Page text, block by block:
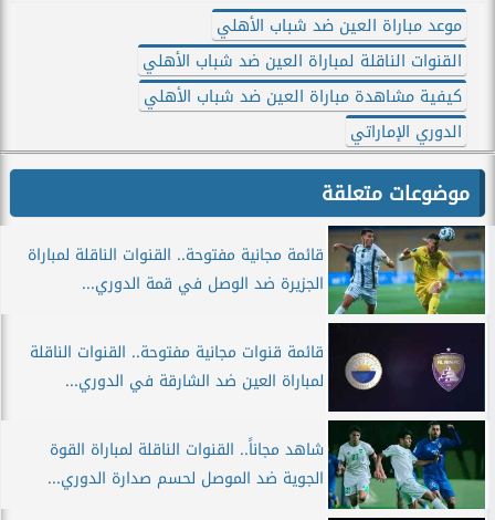
موعد مباراة العين ضد شباب الأهلي
القنوات الناقلة لمباراة العين ضد شباب الأهلي
كيفية مشاهدة مباراة العين ضد شباب الأهلي
الدوري الإماراتي
موضوعات متعلقة
قائمة مجانية مفتوحة.. القنوات الناقلة لمباراة
الجزيرة ضد الوصل في قمة الدوري...
قائمة قنوات مجانية مفتوحة.. القنوات الناقلة
لمباراة العين ضد الشارقة في الدوري...
شاهد مجاناً.. القنوات الناقلة لمباراة القوة
الجوية ضد الموصل لحسم صدارة الدوري...